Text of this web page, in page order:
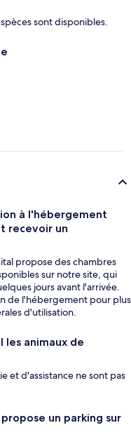
sont disponibles.
à l'hébergement
recevoir un
propose des chambres
sur notre site, qui
jours avant l'arrivée.
de l'hébergement pour plus
d'utilisation.
animaux de
et d'assistance ne sont pas
un parking sur